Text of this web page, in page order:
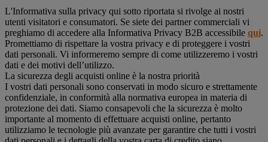
L'Informativa sulla privacy qui sotto riportata si rivolge ai nostri
utenti visitatori e consumatori. Se siete dei partner commerciali vi
preghiamo di accedere alla Informativa Privacy B2B accessibile qui.
Promettiamo di rispettare la vostra privacy e di proteggere i vostri
dati personali. Vi informeremo sempre di come utilizzeremo i vostri
dati e dei motivi dell’utilizzo.
La sicurezza degli acquisti online è la nostra priorità
I vostri dati personali sono conservati in modo sicuro e strettamente
confidenziale, in conformità alla normativa europea in materia di
protezione dei dati. Siamo consapevoli che la sicurezza è molto
importante al momento di effettuare acquisti online, pertanto
utilizziamo le tecnologie più avanzate per garantire che tutti i vostri